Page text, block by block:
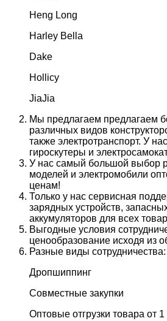
Heng Long
Harley Bella
Dake
Hollicy
JiaJia
Мы предлагаем предлагаем
различных видов
также электротранспорт. У
гироскутеры и
У нас самый большой выбор
моделей и электромобили
ценам!
Только у нас сервисная
зарядных устройств,
аккумуляторов для всех
Выгодные условия
ценообразование исходя из
Разные виды сотрудничества:
Дропшиппинг
Совместные закупки
Оптовые отгрузки товара от